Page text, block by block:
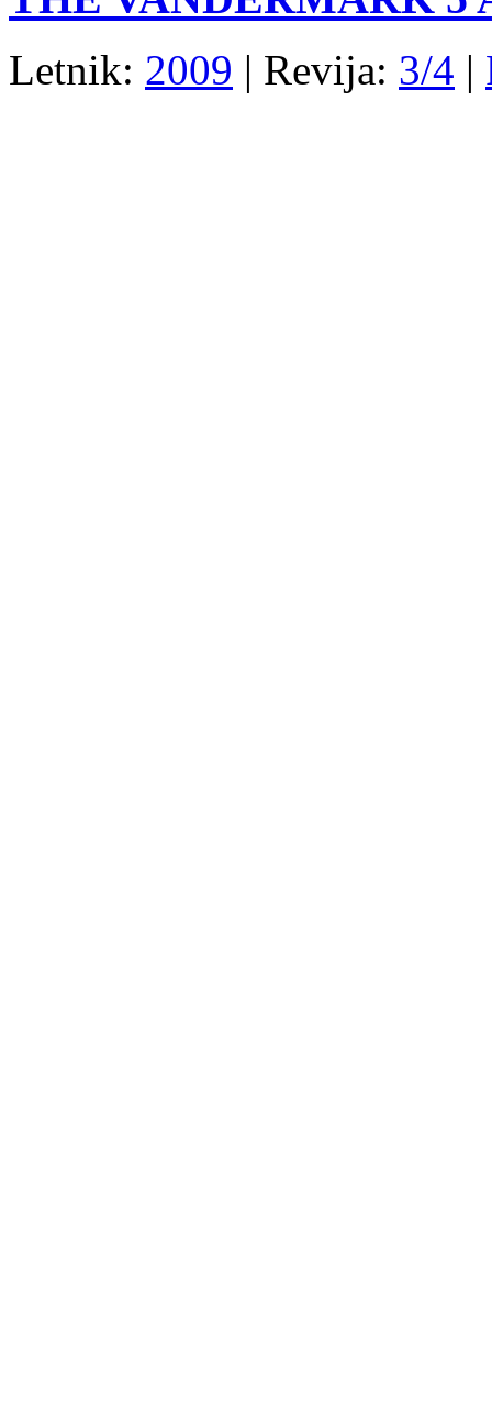
Letnik: 2009 | Revija: 3/4 |